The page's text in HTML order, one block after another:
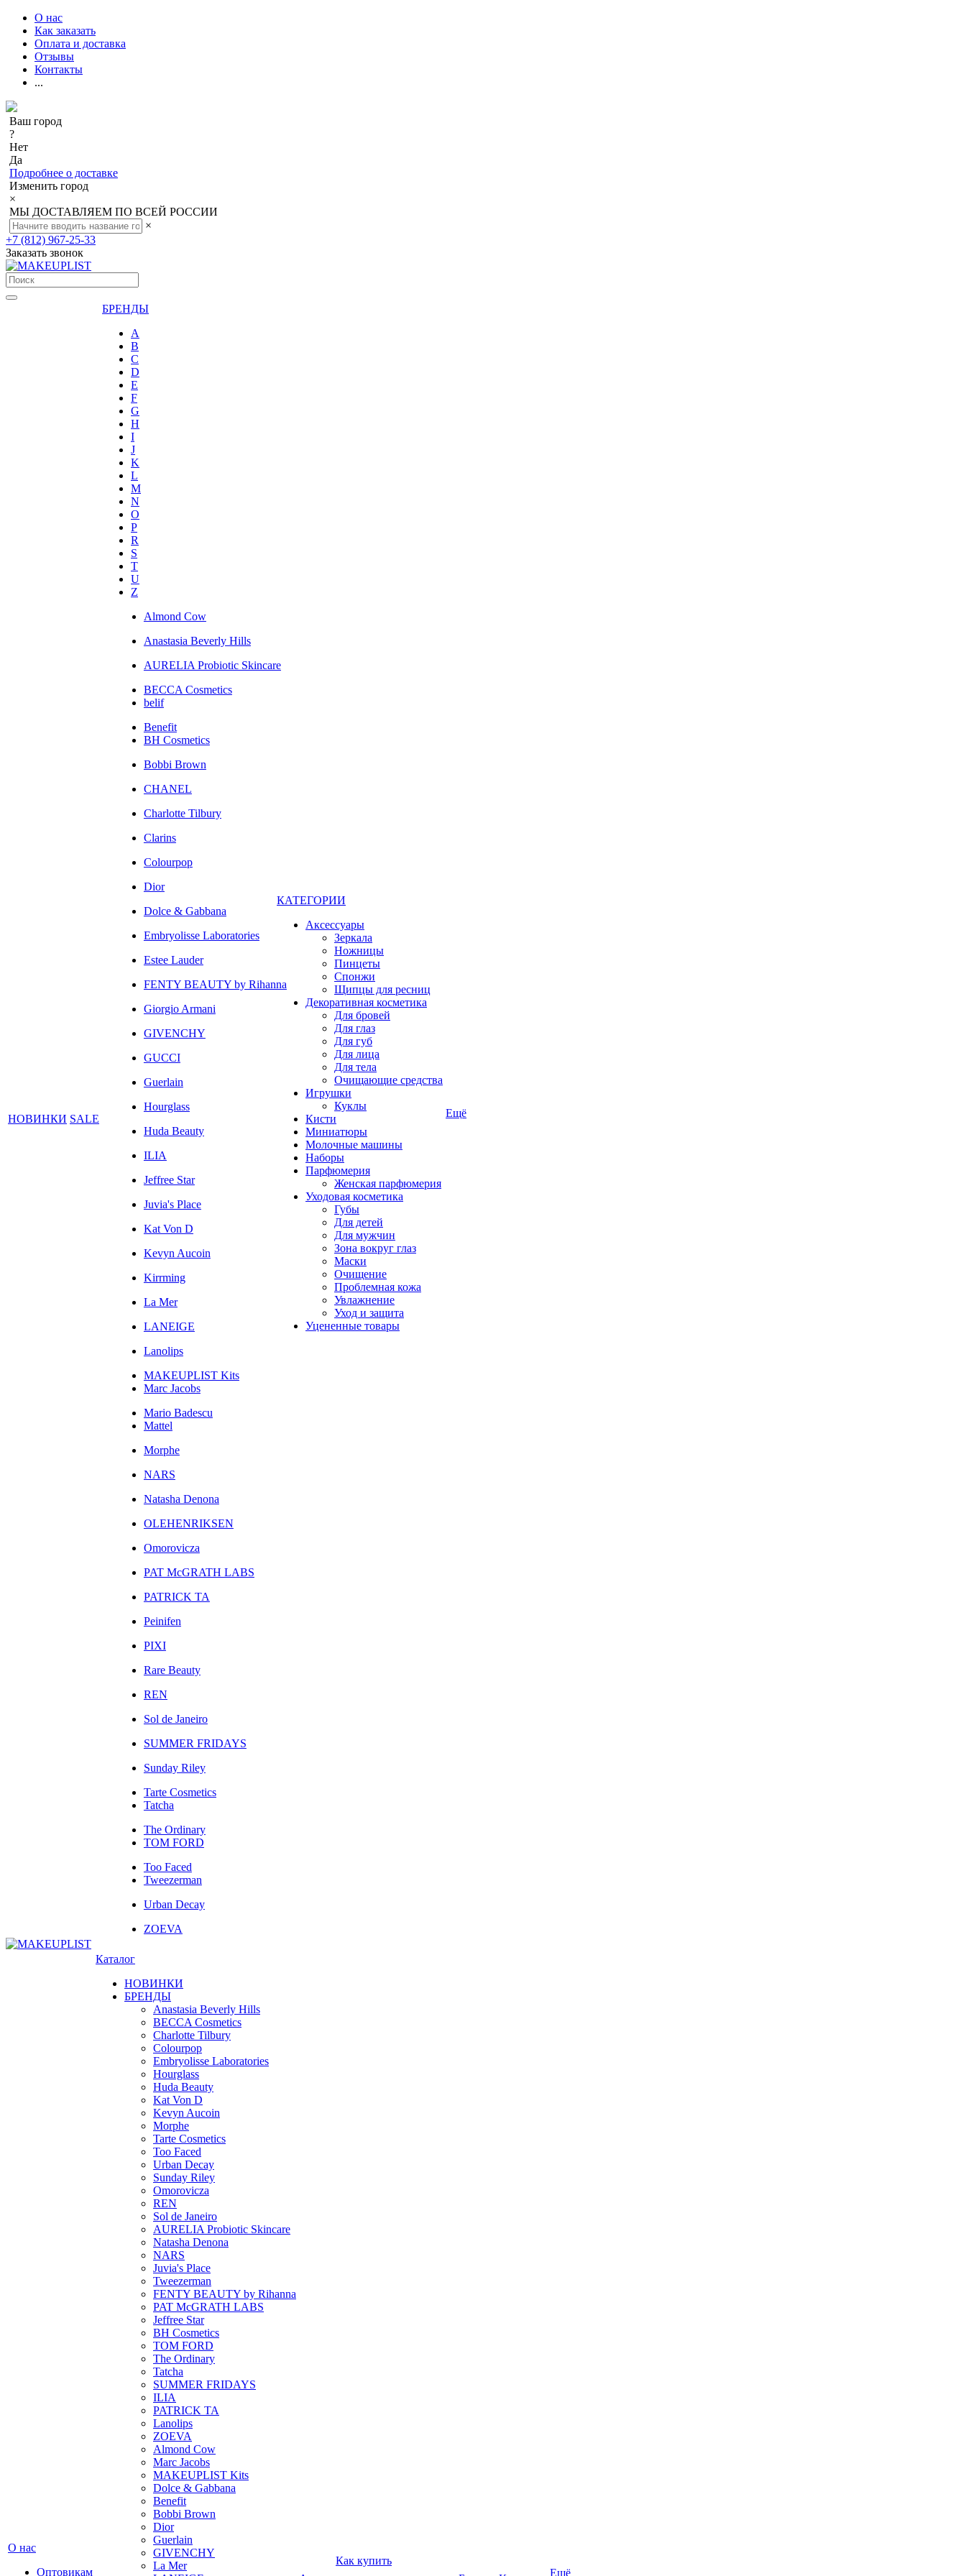
О нас
Как заказать
Оплата и доставка
Отзывы
Контакты
...
Ваш город
?
Нет
Да
Подробнее о доставке
Изменить город
×
МЫ ДОСТАВЛЯЕМ ПО ВСЕЙ РОССИИ
×
+7 (812) 967-25-33
Заказать звонок
НОВИНКИ SALE
БРЕНДЫ
A
B
C
D
E
F
G
H
I
J
K
L
M
N
O
P
R
S
T
U
Z
Almond Cow
Anastasia Beverly Hills
AURELIA Probiotic Skincare
BECCA Cosmetics
belif
Benefit
BH Cosmetics
Bobbi Brown
CHANEL
Charlotte Tilbury
Clarins
Colourpop
Dior
Dolce & Gabbana
Embryolisse Laboratories
Estee Lauder
FENTY BEAUTY by Rihanna
Giorgio Armani
GIVENCHY
GUCCI
Guerlain
Hourglass
Huda Beauty
ILIA
Jeffree Star
Juvia's Place
Kat Von D
Kevyn Aucoin
Kirrming
La Mer
LANEIGE
Lanolips
MAKEUPLIST Kits
Marc Jacobs
Mario Badescu
Mattel
Morphe
NARS
Natasha Denona
OLEHENRIKSEN
Omorovicza
PAT McGRATH LABS
PATRICK TA
Peinifen
PIXI
Rare Beauty
REN
Sol de Janeiro
SUMMER FRIDAYS
Sunday Riley
Tarte Cosmetics
Tatcha
The Ordinary
TOM FORD
Too Faced
Tweezerman
Urban Decay
ZOEVA
КАТЕГОРИИ
Аксессуары
Зеркала
Ножницы
Пинцеты
Спонжи
Щипцы для ресниц
Декоративная косметика
Для бровей
Для глаз
Для губ
Для лица
Для тела
Очищающие средства
Игрушки
Куклы
Кисти
Миниатюры
Молочные машины
Наборы
Парфюмерия
Женская парфюмерия
Уходовая косметика
Губы
Для детей
Для мужчин
Зона вокруг глаз
Маски
Очищение
Проблемная кожа
Увлажнение
Уход и защита
Уцененные товары
Ещё
О нас
Оптовикам
Каталог
НОВИНКИ
БРЕНДЫ
Anastasia Beverly Hills
BECCA Cosmetics
Charlotte Tilbury
Colourpop
Embryolisse Laboratories
Hourglass
Huda Beauty
Kat Von D
Kevyn Aucoin
Morphe
Tarte Cosmetics
Too Faced
Urban Decay
Sunday Riley
Omorovicza
REN
Sol de Janeiro
AURELIA Probiotic Skincare
Natasha Denona
NARS
Juvia's Place
Tweezerman
FENTY BEAUTY by Rihanna
PAT McGRATH LABS
Jeffree Star
BH Cosmetics
TOM FORD
The Ordinary
Tatcha
SUMMER FRIDAYS
ILIA
PATRICK TA
Lanolips
ZOEVA
Almond Cow
Marc Jacobs
MAKEUPLIST Kits
Dolce & Gabbana
Benefit
Bobbi Brown
Dior
Guerlain
GIVENCHY
La Mer
Как купить
Ещё